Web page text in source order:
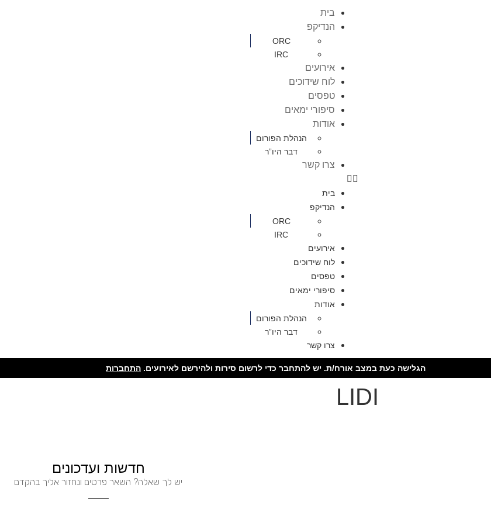
בית
הנדיקפ
ORC
IRC
אירועים
לוח שידוכים
טפסים
סיפורי ימאים
אודות
הנהלת הפורום
דבר היו”ר
צרו קשר
בית
הנדיקפ
ORC
IRC
אירועים
לוח שידוכים
טפסים
סיפורי ימאים
אודות
הנהלת הפורום
דבר היו”ר
צרו קשר
הגלישה כעת במצב אורח/ת. יש להתחבר כדי לרשום סירות ולהירשם לאירועים. התחברות
LIDI
חדשות ועדכונים
יש לך שאלה? השאר פרטים ונחזור אליך בהקדם